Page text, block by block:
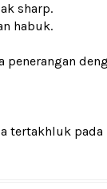
sharp.
habuk.
penerangan
tertakhluk